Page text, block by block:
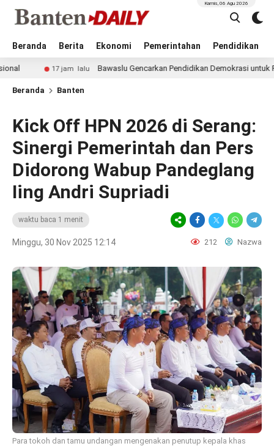
Beranda Berita Ekonomi Pemerintahan Pendidikan
Kamis, 06 Agu 2026
17 jam lalu Bawaslu Gencarkan Pendidikan Demokrasi untuk Pelajar
Beranda Banten
Kick Off HPN 2026 di Serang:
Sinergi Pemerintah dan Pers
Didorong Wabup Pandeglang
Iing Andri Supriadi
waktu baca 1 menit
Minggu, 30 Nov 2025 12:14 212 Nazwa
Para tokoh dan tamu undangan mengenakan penutup kepala khas